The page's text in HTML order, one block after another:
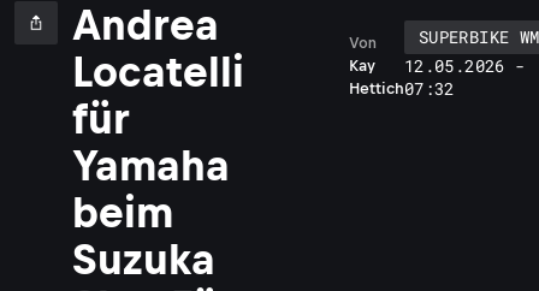
Andrea
Locatelli
für
Yamaha
beim
Suzuka
Kay
Hettich
Von
SUPERBIKE WM
12.05.2026 -
07:32